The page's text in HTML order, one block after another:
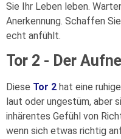
Sie Ihr Leben leben.
Anerkennung. Schaffen
echt anfühlt.
Tor 2 - Der
Diese Tor 2 hat eine
laut oder ungestüm, aber
inhärentes Gefühl von
wenn sich etwas richtig